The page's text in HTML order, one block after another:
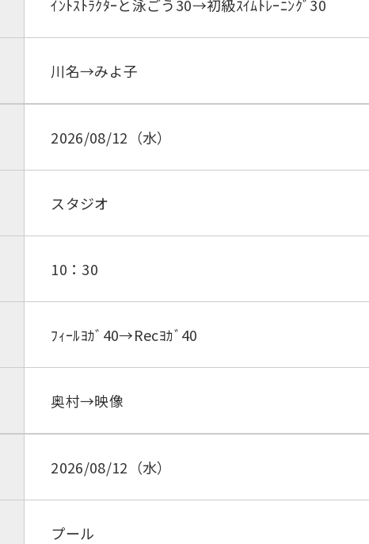
ｲﾝﾄｽﾄﾗｸﾀｰと泳ごう30→初級ｽｲﾑﾄﾚｰﾆﾝｸﾞ30
川名→みよ子
2026/08/12（水）
スタジオ
10：30
ﾌｨｰﾙﾖｶﾞ40→Recﾖｶﾞ40
奥村→映像
2026/08/12（水）
プール